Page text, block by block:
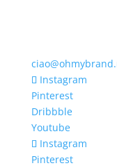
Instagram
Pinterest
Dribbble
Youtube
Instagram
Pinterest